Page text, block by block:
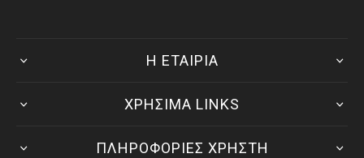
Η ΕΤΑΙΡΙΑ
ΧΡΗΣΙΜΑ LINKS
ΠΛΗΡΟΦΟΡΙΕΣ ΧΡΗΣΤΗ